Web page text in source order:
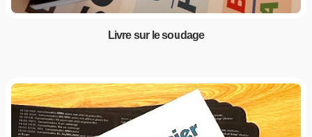
Livre sur le soudage